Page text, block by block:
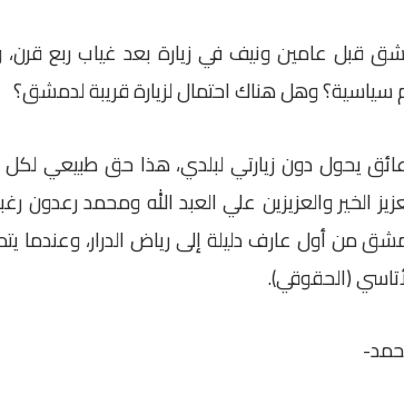
قبل عامين ونيف في زيارة بعد غياب ربع
سياسية؟ وهل هناك احتمال لزيارة قريبة لدمشق؟
يحول دون زيارتي لبلدي، هذا حق طبيعي
الخير والعزيزين علي العبد الله ومحمد
من أول عارف دليلة إلى رياض الدرار،
(الحقوقي).